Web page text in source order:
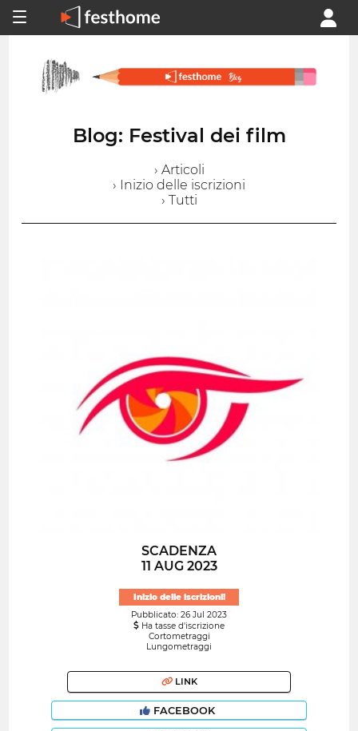
Blog: Festival dei film
› Articoli
› Inizio delle iscrizioni
› Tutti
SCADENZA
11 AUG 2023
Inizio delle iscrizioni!
Pubblicato: 26 Jul 2023
Ha tasse d'iscrizione
Cortometraggi
Lungometraggi
LINK
FACEBOOK